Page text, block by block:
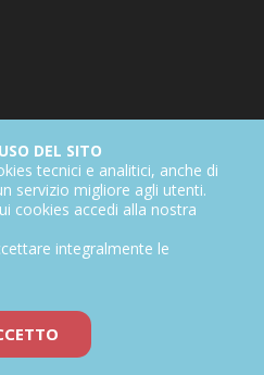
sito
recesso
DEL SITO
tecnici e analitici, anche di
servizio migliore agli utenti.
cookies accedi alla nostra
integralmente le